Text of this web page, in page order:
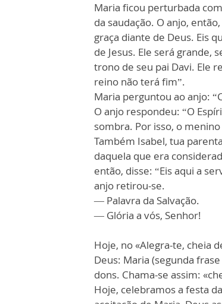
Maria ficou perturbada
da saudação. O anjo,
graça diante de Deus. Eis
de Jesus. Ele será grande,
trono de seu pai Davi. Ele
reino não terá fim”.
Maria perguntou ao anjo:
O anjo respondeu: “O
sombra. Por isso, o
Também Isabel, tua
daquela que era
então, disse: “Eis aqui a
anjo retirou-se.
— Palavra da Salvação.
— Glória a vós, Senhor!
Hoje, no «Alegra-te, cheia
Deus: Maria (segunda
dons. Chama-se assim:
Hoje, celebramos a festa